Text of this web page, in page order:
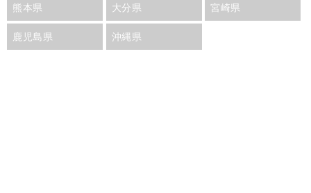
熊本県 大分県 宮崎県
鹿児島県 沖縄県